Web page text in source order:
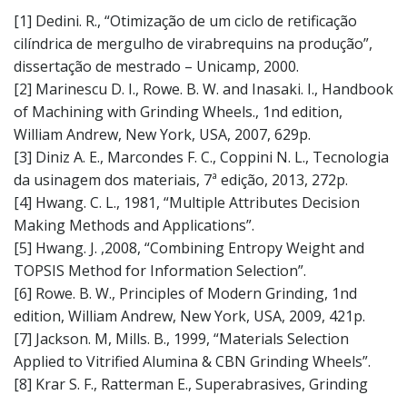
[1] Dedini. R., “Otimização de um ciclo de retificação
cilíndrica de mergulho de virabrequins na produção”,
dissertação de mestrado – Unicamp, 2000.
[2] Marinescu D. I., Rowe. B. W. and Inasaki. I., Handbook
of Machining with Grinding Wheels., 1nd edition,
William Andrew, New York, USA, 2007, 629p.
[3] Diniz A. E., Marcondes F. C., Coppini N. L., Tecnologia
da usinagem dos materiais, 7ª edição, 2013, 272p.
[4] Hwang. C. L., 1981, “Multiple Attributes Decision
Making Methods and Applications”.
[5] Hwang. J. ,2008, “Combining Entropy Weight and
TOPSIS Method for Information Selection”.
[6] Rowe. B. W., Principles of Modern Grinding, 1nd
edition, William Andrew, New York, USA, 2009, 421p.
[7] Jackson. M, Mills. B., 1999, “Materials Selection
Applied to Vitrified Alumina & CBN Grinding Wheels”.
[8] Krar S. F., Ratterman E., Superabrasives, Grinding